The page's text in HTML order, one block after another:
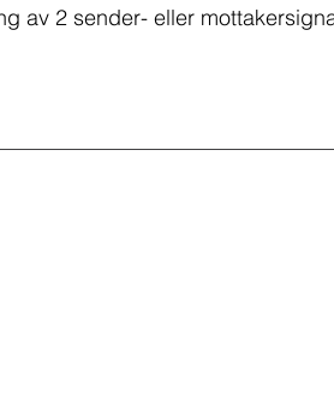
av 2 sender- eller